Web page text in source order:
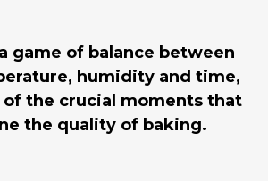
game of balance between
humidity and time,
of the crucial moments that
the quality of baking.